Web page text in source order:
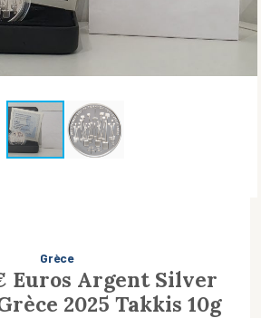
Grèce
Euros Argent Silver
2025 Takkis 10g